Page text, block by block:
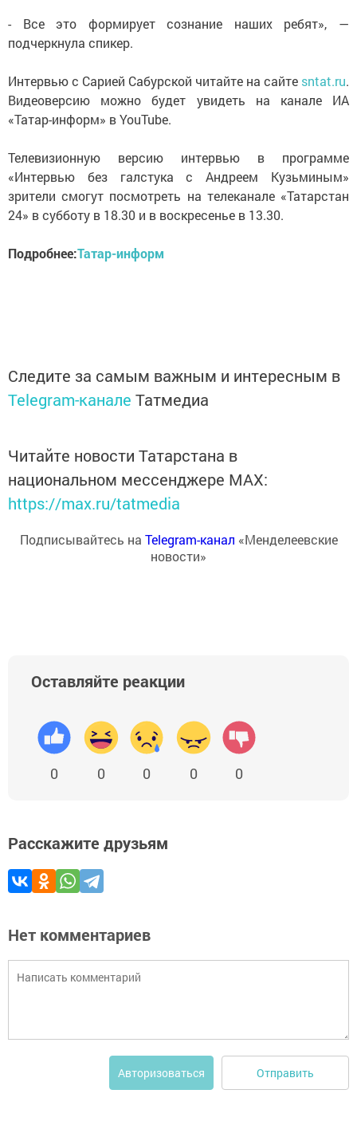
- Все это формирует сознание наших ребят», —
подчеркнула спикер.
Интервью с Сарией Сабурской читайте на сайте sntat.ru.
Видеоверсию можно будет увидеть на канале ИА
«Татар-информ» в YouTube.
Телевизионную версию интервью в программе
«Интервью без галстука с Андреем Кузьминым»
зрители смогут посмотреть на телеканале «Татарстан
24» в субботу в 18.30 и в воскресенье в 13.30.
Подробнее:Татар-информ
Следите за самым важным и интересным в
Telegram-канале Татмедиа
Читайте новости Татарстана в
национальном мессенджере MАХ:
https://max.ru/tatmedia
Подписывайтесь на Telegram-канал «Менделеевские
новости»
Оставляйте реакции
0 0 0 0 0
Расскажите друзьям
Нет комментариев
Авторизоваться Отправить